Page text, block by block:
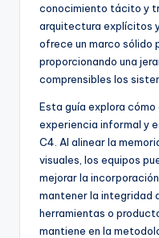
S
o
w
conocimiento tácito y
arquitectura explícitos
ofrece un marco sólido
proporcionando una
comprensibles los
Esta guía explora
experiencia informal y
C4. Al alinear la
visuales, los equipos
mejorar la
mantener la integridad
herramientas o
mantiene en la